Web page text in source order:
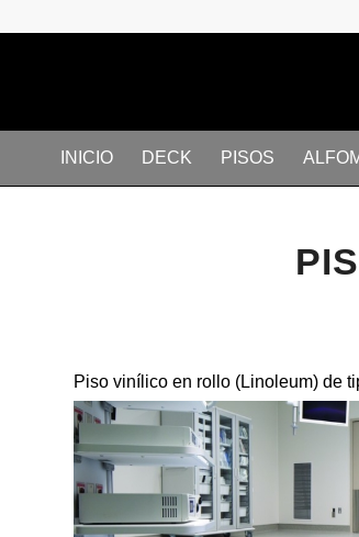
INICIO DECK PISOS
Piso vinílico en rollo (Linoleum) de